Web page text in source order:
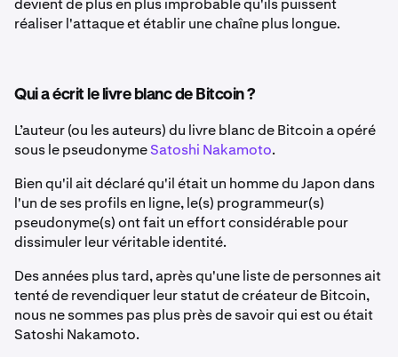
devient de plus en plus improbable qu'ils puissent
réaliser l'attaque et établir une chaîne plus longue.
Qui a écrit le livre blanc de Bitcoin ?
L’auteur (ou les auteurs) du livre blanc de Bitcoin a opéré
sous le pseudonymeSatoshi Nakamoto.
Bien qu'il ait déclaré qu'il était un homme du Japon dans
l'un de ses profils en ligne, le(s) programmeur(s)
pseudonyme(s) ont fait un effort considérable pour
dissimuler leur véritable identité.
Des années plus tard, après qu'une liste de personnes ait
tenté de revendiquer leur statut de créateur de Bitcoin,
nous ne sommes pas plus près de savoir qui est ou était
Satoshi Nakamoto.